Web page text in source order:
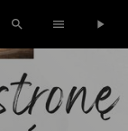
search menu play_arrow